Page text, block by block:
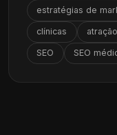
estratégias de
clínicas
SEO SEO